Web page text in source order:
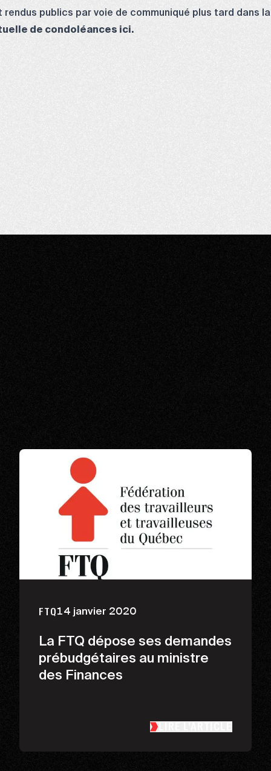
publics par voie de communiqué plus tard dans
de condoléances ici.
FTQ14 janvier 2020
La FTQ dépose ses demandes
prébudgétaires au ministre
des Finances